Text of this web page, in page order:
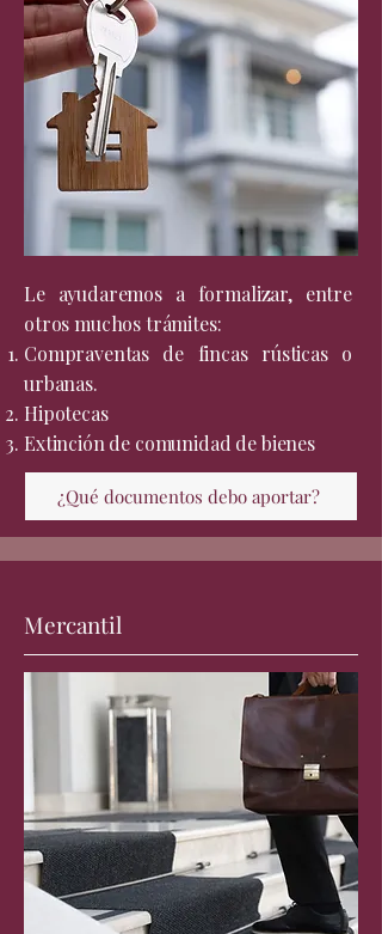
Le ayudaremos a formalizar, entre
otros muchos trámites:
Compraventas de fincas rústicas o
urbanas.
Hipotecas
Extinción de comunidad de bienes
¿Qué documentos debo aportar?
Mercantil